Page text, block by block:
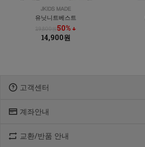
유닛니트베스트
29,800원50% ↓
14,900원
고객센터
1600-1766
[점심] 12:00 ~ 13:00
[금] 08:30 ~ 12:30
계좌안내
우리 1005-302-047686
교환/반품 안내